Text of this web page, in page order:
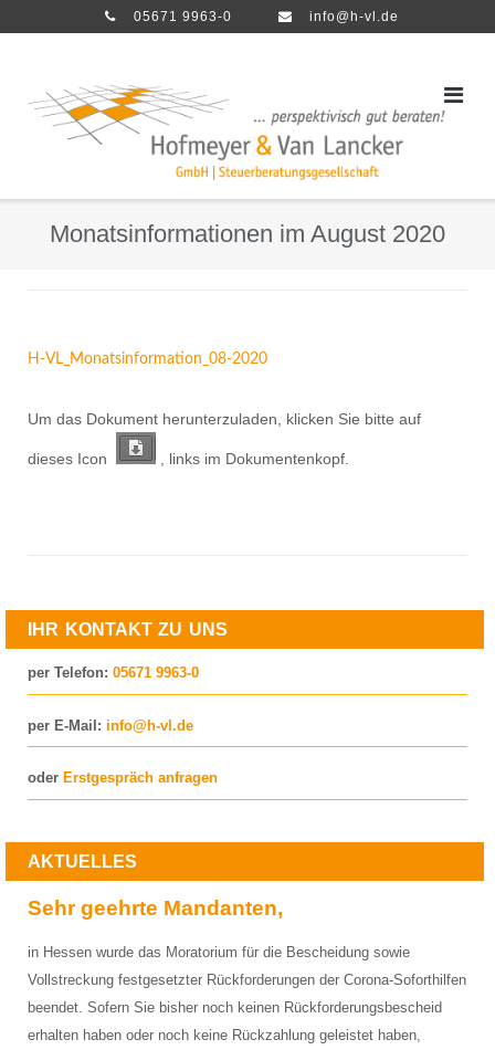
05671 9963-0 info@h-vl.de
Monatsinformationen im August 2020
H-VL_Monatsinformation_08-2020
Um das Dokument herunterzuladen, klicken Sie bitte auf
dieses Icon , links im Dokumentenkopf.
IHR KONTAKT ZU UNS
per Telefon: 05671 9963-0
per E-Mail: info@h-vl.de
oder Erstgespräch anfragen
AKTUELLES
Sehr geehrte Mandanten,
in Hessen wurde das Moratorium für die Bescheidung sowie
Vollstreckung festgesetzter Rückforderungen der Corona-Soforthilfen
beendet. Sofern Sie bisher noch keinen Rückforderungsbescheid
erhalten haben oder noch keine Rückzahlung geleistet haben,